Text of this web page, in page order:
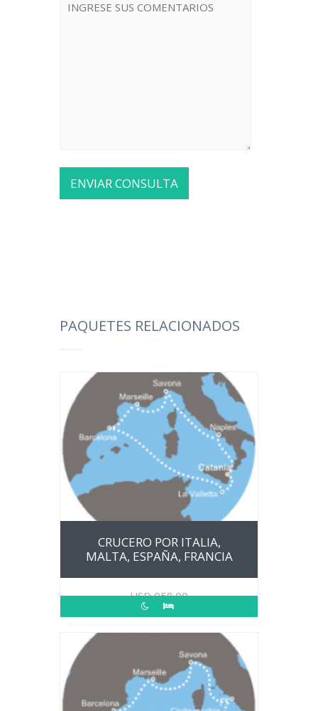
PAQUETES RELACIONADOS
CRUCERO POR ITALIA,
MALTA, ESPAÑA, FRANCIA
USD958.00